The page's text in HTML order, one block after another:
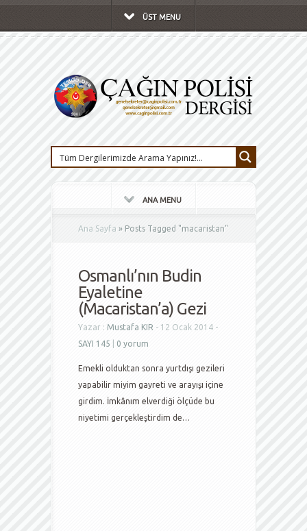
ÜST MENU
ANA MENU
Ana Sayfa » Posts Tagged "macaristan"
Osmanlı’nın Budin
Eyaletine
(Macaristan’a) Gezi
Yazar : Mustafa KIR - 12 Ocak 2014 -
SAYI 145
0 yorum
Emekli olduktan sonra yurtdışı gezileri
yapabilir miyim gayreti ve arayışı içine
girdim. İmkânım elverdiği ölçüde bu
niyetimi gerçekleştirdim de…